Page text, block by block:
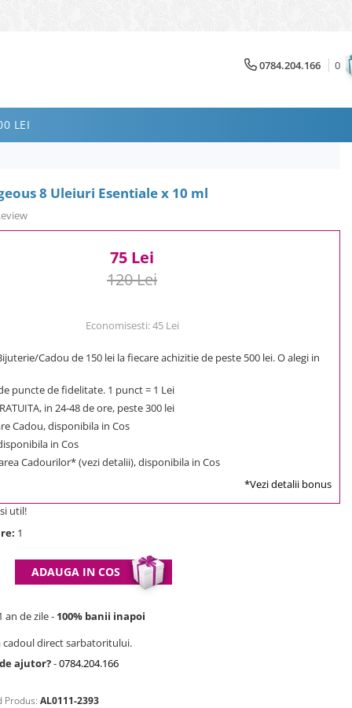
0784.204.166 0
LEI
8 Uleiuri Esentiale x 10 ml
75 Lei
120 Lei
Economisesti:45 Lei
Cadou de 150 lei la fiecare achizitie de peste 500 lei. O alegi in
puncte de fidelitate. 1 punct = 1 Lei
in 24-48 de ore, peste 300 lei
Cadou, disponibila in Cos
in Cos
Cadourilor* (vezi detalii), disponibila in Cos
*Vezi detalii bonus
util!
1
ADAUGA IN COS
an de zile - 100% banii inapoi
cadoul direct sarbatoritului.
ajutor?-0784.204.166
Produs: AL0111-2393